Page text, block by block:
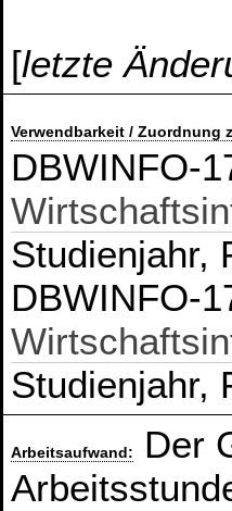
[letzte
Verwendbarkeit / Zuordnung
DBWINFO-
Studienjahr,
DBWINFO-
Studienjahr,
Arbeitsaufwand:
Der